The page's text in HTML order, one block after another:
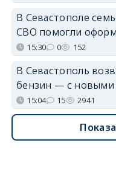
В Севастополе
СВО помогли
15:30 0 152
В Севастополь
бензин — с новыми
15:04 15 2941